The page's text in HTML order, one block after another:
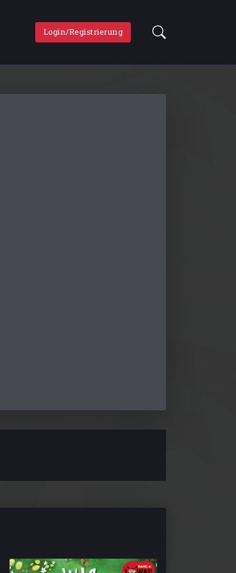
Login/Registrierung